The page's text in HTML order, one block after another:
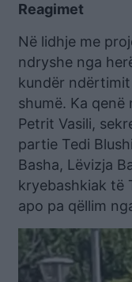
Reagimet
Në lidhje me
ndryshe nga
kundër
shumë. Ka qenë
Petrit Vasili,
partie Tedi
Basha, Lëvizja
kryebashkiak të
apo pa qëllim